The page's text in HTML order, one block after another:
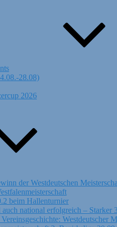
28.08)
2026
der Westdeutschen
beim Hallenturnier
national erfolgreich – Starker
Westdeutscher